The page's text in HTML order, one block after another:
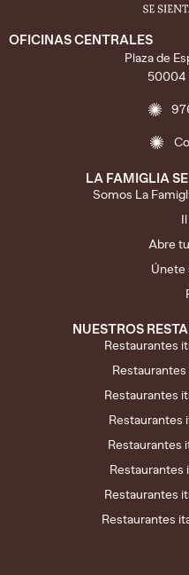
OFICINAS CENTRALES
Plaza de
50004
LA FAMIGLIA
Somos La
Abre
Únete
NUESTROS
Restaurantes
Restaurantes
Restaurantes
Restaurantes
Restaurantes
Restaurantes
Restaurantes
Restaurantes